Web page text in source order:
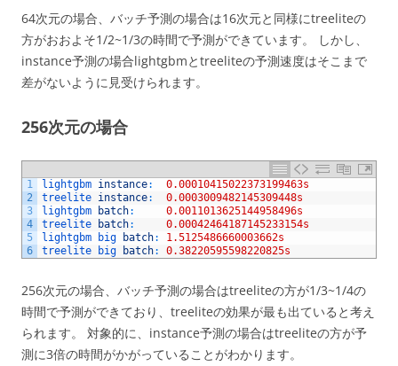
64次元の場合、バッチ予測の場合は16次元と同様にtreeliteの
方がおおよそ1/2~1/3の時間で予測ができています。 しかし、
instance予測の場合lightgbmとtreeliteの予測速度はそこまで
差がないように見受けられます。
256次元の場合
1
2
3
4
5
6
lightgbm instance:
0.00010415022373199463s
treelite instance:
0.0003009482145309448s
lightgbm
batch:
0.0011013625144958496s
treelite
batch:
0.00042464187145233154s
lightgbm
big batch:
1.5125486660003662s
treelite
big batch: 0.38220595598220825s
256次元の場合、バッチ予測の場合はtreeliteの方が1/3~1/4の
時間で予測ができており、treeliteの効果が最も出ていると考え
られます。 対象的に、instance予測の場合はtreeliteの方が予
測に3倍の時間がかがっていることがわかります。